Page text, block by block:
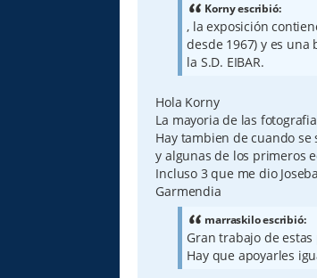
Korny escribió:
, la exposición
desde 1967) y es
la S.D. EIBAR.
Hola Korny
La mayoria de las
Hay tambien de cuando
y algunas de los primeros
Incluso 3 que me dio
Garmendia
marraskilo escribió:
Gran trabajo de estas
Hay que apoyarles